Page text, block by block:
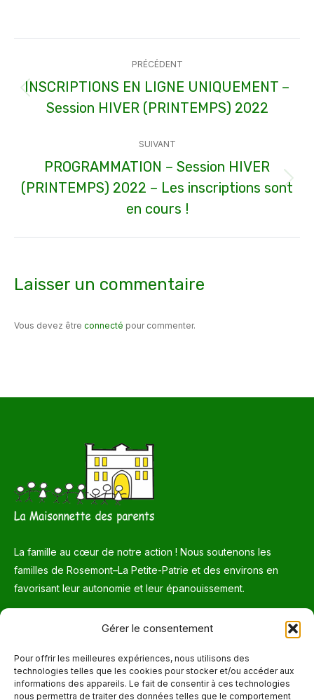
Gérer le consentement
Pour offrir les meilleures expériences, nous utilisons des
technologies telles que les cookies pour stocker et/ou accéder aux
informations des appareils. Le fait de consentir à ces technologies
nous permettra de traiter des données telles que le comportement
article
PRÉCÉDENT
Article
précédent
INSCRIPTIONS EN LIGNE UNIQUEMENT –
Session HIVER (PRINTEMPS) 2022
SUIVANT
Article
suivant
PROGRAMMATION – Session HIVER
(PRINTEMPS) 2022 – Les inscriptions sont
en cours !
Laisser un commentaire
Vous devez être connecté pour commenter.
La famille au cœur de notre action ! Nous soutenons les
familles de Rosemont–La Petite-Patrie et des environs en
favorisant leur autonomie et leur épanouissement.
Courriel